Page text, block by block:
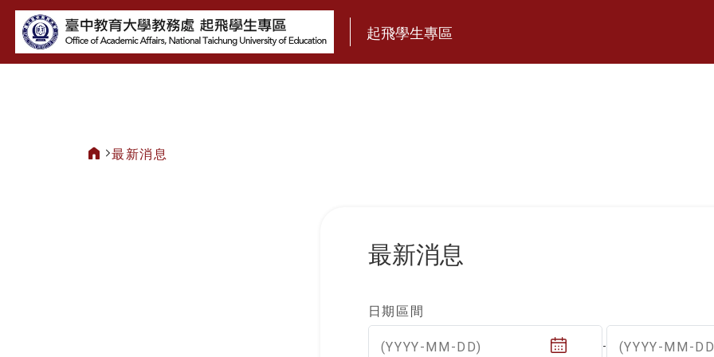
起飛學生專區
最新消息
最新消息
日期區間
(YYYY-MM-DD) - (YYYY-MM-